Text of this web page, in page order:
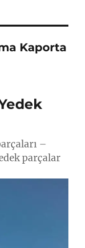
Kaporta
–
parçalar